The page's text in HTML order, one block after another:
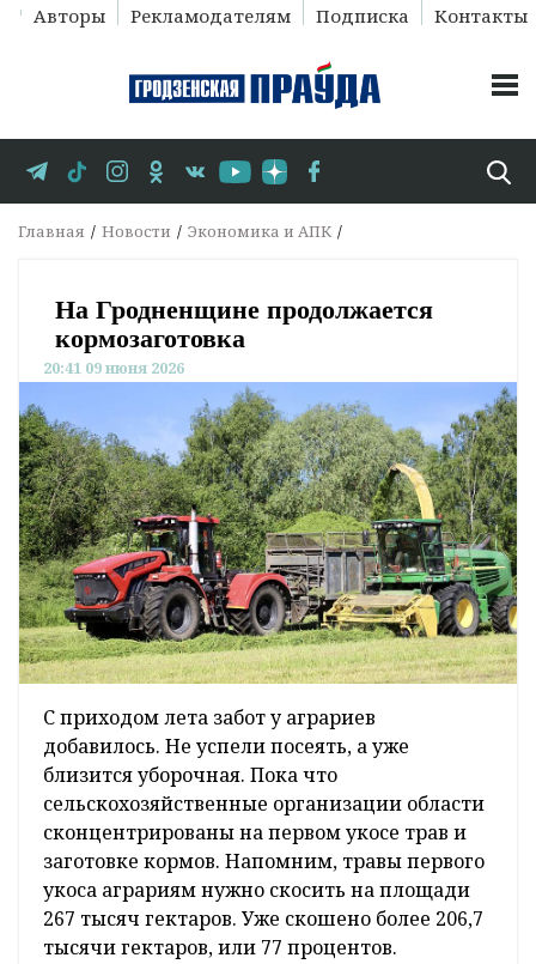
Авторы Рекламодателям Подписка Контакты
Главная Новости Экономика и АПК
На Гродненщине продолжается
кормозаготовка
20:41 09 июня 2026
С приходом лета забот у аграриев
добавилось. Не успели посеять, а уже
близится уборочная. Пока что
сельскохозяйственные организации области
сконцентрированы на первом укосе трав и
заготовке кормов. Напомним, травы первого
укоса аграриям нужно скосить на площади
267 тысяч гектаров. Уже скошено более 206,7
тысячи гектаров, или 77 процентов.